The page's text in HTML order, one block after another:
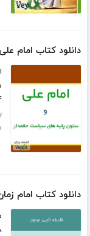
دانلود کتاب امام
دانلود کتاب امام
۸